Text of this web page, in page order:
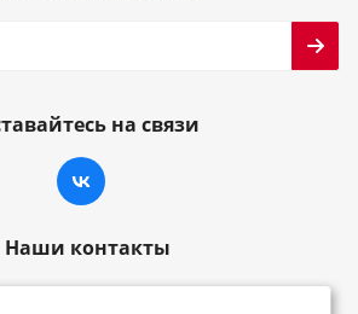
на связи
Наши контакты